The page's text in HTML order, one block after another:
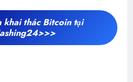
khai thác Bitcoin tại